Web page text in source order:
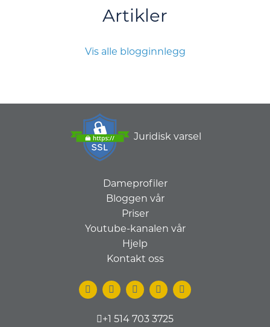
Artikler
Vis alle blogginnlegg
Juridisk varsel
Dameprofiler
Bloggen vår
Priser
Youtube-kanalen vår
Hjelp
Kontakt oss
+1 514 703 3725